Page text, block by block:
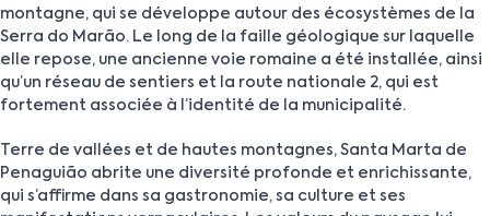
montagne, qui se développe autour des écosystèmes de la
Serra do Marão. Le long de la faille géologique sur laquelle
elle repose, une ancienne voie romaine a été installée, ainsi
qu’un réseau de sentiers et la route nationale 2, qui est
fortement associée à l’identité de la municipalité.
Terre de vallées et de hautes montagnes, Santa Marta de
Penaguião abrite une diversité profonde et enrichissante,
qui s’affirme dans sa gastronomie, sa culture et ses